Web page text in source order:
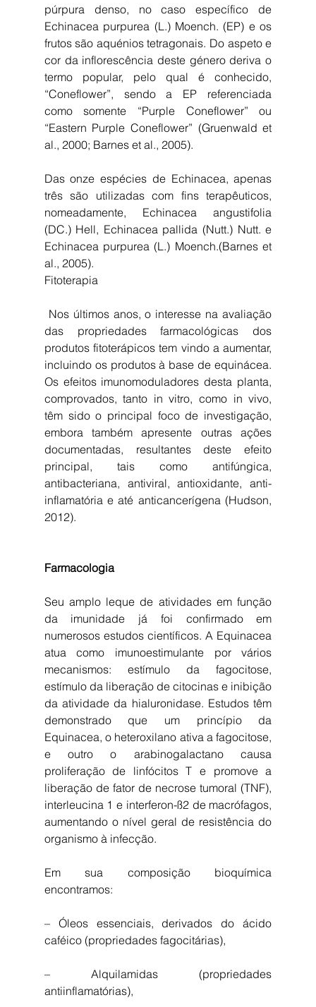
púrpura denso, no caso específico de
Echinacea purpurea (L.) Moench. (EP) e os
frutos são aquénios tetragonais. Do aspeto e
cor da inflorescência deste género deriva o
termo popular, pelo qual é conhecido,
“Coneflower”, sendo a EP referenciada
como somente “Purple Coneflower” ou
“Eastern Purple Coneflower” (Gruenwald et
al., 2000; Barnes et al., 2005).
Das onze espécies de Echinacea, apenas
três são utilizadas com fins terapêuticos,
nomeadamente, Echinacea angustifolia
(DC.) Hell, Echinacea pallida (Nutt.) Nutt. e
Echinacea purpurea (L.) Moench.(Barnes et
al., 2005).
Fitoterapia
das propriedades farmacológicas dos
produtos fitoterápicos tem vindo a aumentar,
incluindo os produtos à base de equinácea.
Os efeitos imunomoduladores desta planta,
comprovados, tanto in vitro, como in vivo,
têm sido o principal foco de investigação,
embora também apresente outras ações
documentadas, resultantes deste efeito
principal, tais como antifúngica,
antibacteriana, antiviral, antioxidante, anti-
inflamatória e até anticancerígena (Hudson,
2012).
Farmacologia
Seu amplo leque de atividades em função
da imunidade já foi confirmado em
numerosos estudos científicos. A Equinacea
atua como imunoestimulante por vários
mecanismos: estímulo da fagocitose,
estímulo da liberação de citocinas e inibição
da atividade da hialuronidase. Estudos têm
demonstrado que um princípio da
Equinacea, o heteroxilano ativa a fagocitose,
e outro o arabinogalactano causa
proliferação de linfócitos T e promove a
liberação de fator de necrose tumoral (TNF),
interleucina 1 e interferon-ß2 de macrófagos,
aumentando o nível geral de resistência do
organismo à infecção.
Em sua composição bioquímica
encontramos:
– Óleos essenciais, derivados do ácido
caféico (propriedades fagocitárias),
– Alquilamidas (propriedades
antiinflamatórias),